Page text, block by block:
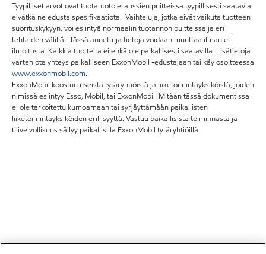
Tyypilliset arvot ovat tuotantotoleranssien puitteissa tyypillisesti saatavia
eivätkä ne edusta spesifikaatiota. Vaihteluja, jotka eivät vaikuta tuotteen
suorituskykyyn, voi esiintyä normaalin tuotannon puitteissa ja eri
tehtaiden välillä. Tässä annettuja tietoja voidaan muuttaa ilman eri
ilmoitusta. Kaikkia tuotteita ei ehkä ole paikallisesti saatavilla. Lisätietoja
varten ota yhteys paikalliseen ExxonMobil -edustajaan tai käy osoitteessa
www.exxonmobil.com.
ExxonMobil koostuu useista tytäryhtiöistä ja liiketoimintayksiköistä, joiden
nimissä esiintyy Esso, Mobil, tai ExxonMobil. Mitään tässä dokumentissa
ei ole tarkoitettu kumoamaan tai syrjäyttämään paikallisten
liiketoimintayksiköiden erillisyyttä. Vastuu paikallisista toiminnasta ja
tilivelvollisuus säilyy paikallisilla ExxonMobil tytäryhtiöillä.